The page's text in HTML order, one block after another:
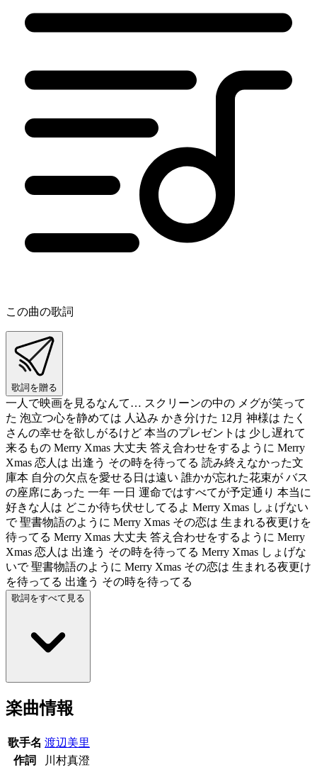
この曲の歌詞
歌詞を贈る
一人で映画を見るなんて… スクリーンの中の メグが笑って
た 泡立つ心を静めては 人込み かき分けた 12月 神様は たく
さんの幸せを欲しがるけど 本当のプレゼントは 少し遅れて
来るもの Merry Xmas 大丈夫 答え合わせをするように Merry
Xmas 恋人は 出逢う その時を待ってる 読み終えなかった文
庫本 自分の欠点を愛せる日は遠い 誰かが忘れた花束が バス
の座席にあった 一年 一日 運命ではすべてが予定通り 本当に
好きな人は どこか待ち伏せしてるよ Merry Xmas しょげない
で 聖書物語のように Merry Xmas その恋は 生まれる夜更けを
待ってる Merry Xmas 大丈夫 答え合わせをするように Merry
Xmas 恋人は 出逢う その時を待ってる Merry Xmas しょげな
いで 聖書物語のように Merry Xmas その恋は 生まれる夜更け
を待ってる 出逢う その時を待ってる
歌詞をすべて見る
楽曲情報
歌手名 渡辺美里
作詞
川村真澄